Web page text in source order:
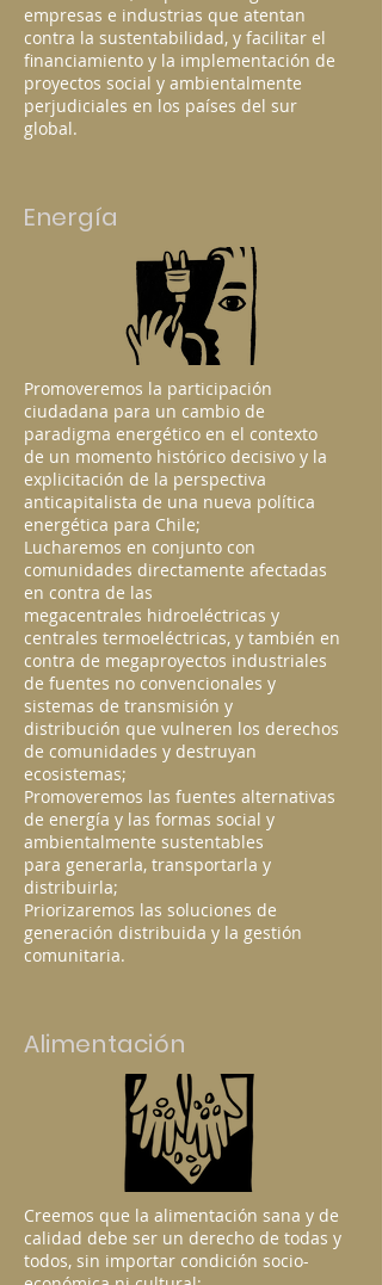
empresas e industrias que atentan
contra la sustentabilidad, y facilitar el
financiamiento y la implementación de
proyectos social y ambientalmente
perjudiciales en los países del sur
global.
Energía
Promoveremos la participación
ciudadana para un cambio de
paradigma energético en el contexto
de un momento histórico decisivo y la
explicitación de la perspectiva
anticapitalista de una nueva política
energética para Chile;
Lucharemos en conjunto con
comunidades directamente afectadas
en contra de las
megacentrales hidroeléctricas y
centrales termoeléctricas, y también en
contra de megaproyectos industriales
de fuentes no convencionales y
sistemas de transmisión y
distribución que vulneren los derechos
de comunidades y destruyan
ecosistemas;
Promoveremos las fuentes alternativas
de energía y las formas social y
ambientalmente sustentables
para generarla, transportarla y
distribuirla;
Priorizaremos las soluciones de
generación distribuida y la gestión
comunitaria.
Alimentación
Creemos que la alimentación sana y de
calidad debe ser un derecho de todas y
todos, sin importar condición socio-